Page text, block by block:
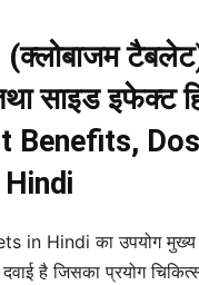
साइड
Benefits,
in Hindi का उपयोग मुख्य
दवाई है जिसका प्रयोग